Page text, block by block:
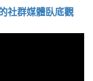
社群媒體臥底觀